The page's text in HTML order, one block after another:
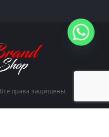
права защищены.